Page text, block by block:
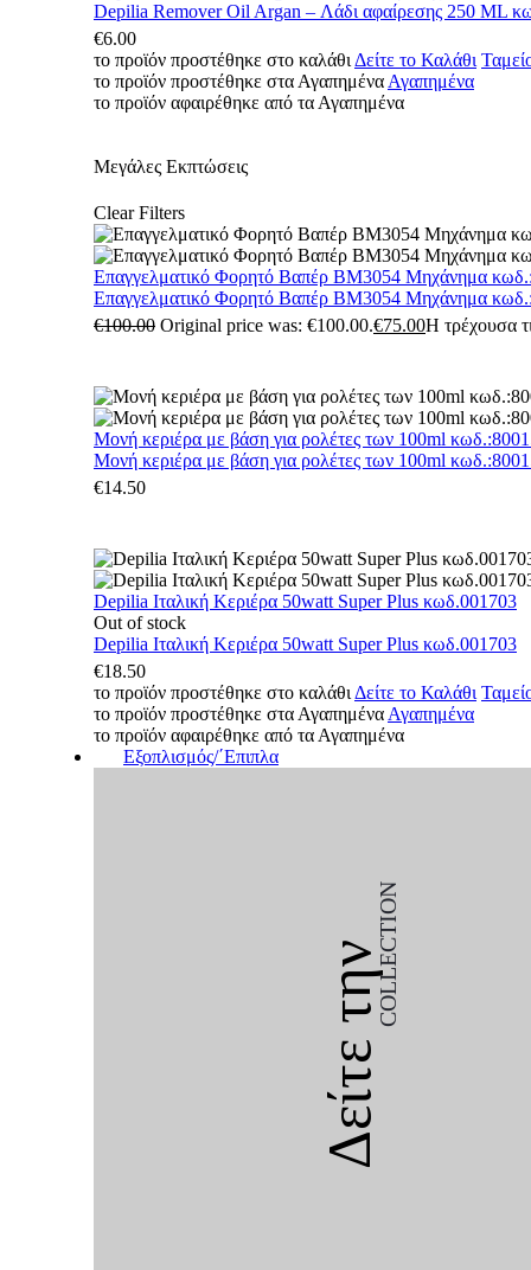
Depilia Remover Oil Argan – Λάδι αφαίρεσης 250 ML
€6.00
το προϊόν προστέθηκε στο καλάθι Δείτε το Καλάθι
το προϊόν προστέθηκε στα Αγαπημένα Αγαπημένα
το προϊόν αφαιρέθηκε από τα Αγαπημένα
Μεγάλες Εκπτώσεις
Clear Filters
Επαγγελματικό Φορητό Βαπέρ BM3054 Μηχάνημα
Επαγγελματικό Φορητό Βαπέρ BM3054 Μηχάνημα
€100.00 Original price was: €100.00.€75.00Η τρέχουσα
Μονή κεριέρα με βάση για ρολέτες των 100ml
Μονή κεριέρα με βάση για ρολέτες των 100ml
€14.50
Depilia Ιταλική Κεριέρα 50watt Super Plus κωδ.001703
Out of stock
Depilia Ιταλική Κεριέρα 50watt Super Plus κωδ.001703
€18.50
το προϊόν προστέθηκε στο καλάθι Δείτε το Καλάθι
το προϊόν προστέθηκε στα Αγαπημένα Αγαπημένα
το προϊόν αφαιρέθηκε από τα Αγαπημένα
Εξοπλισμός/΄Επιπλα
Δείτε τηνCOLLECTION